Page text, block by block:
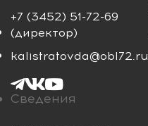
+7 (3452) 51-72-69
(директор)
kalistratovda@obl72.ru
Сведения